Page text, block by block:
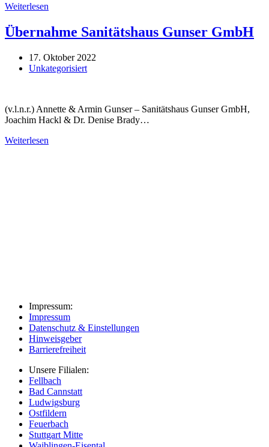
Weiterlesen
Katalog
Übernahme Sanitätshaus Gunser GmbH
17. Oktober 2022
Unkategorisiert
(v.l.n.r.) Annette & Armin Gunser – Sanitätshaus Gunser GmbH,
Joachim Hackl & Dr. Denise Brady…
Weiterlesen
Impressum:
Impressum
Datenschutz & Einstellungen
Hinweisgeber
Barrierefreiheit
Unsere Filialen:
Fellbach
Bad Cannstatt
Ludwigsburg
Ostfildern
Feuerbach
Stuttgart Mitte